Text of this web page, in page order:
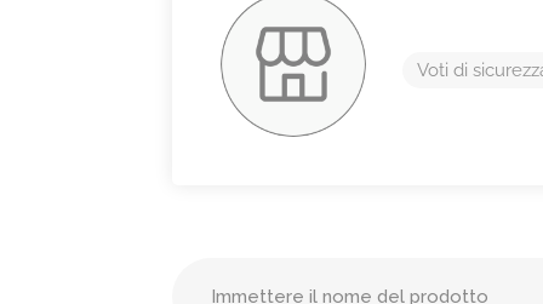
Voti di